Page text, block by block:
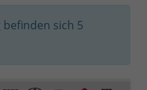
sich 5